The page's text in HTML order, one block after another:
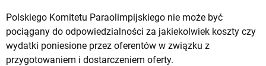
Polskiego Komitetu Paraolimpijskiego nie może być
pociągany do odpowiedzialności za jakiekolwiek koszty czy
wydatki poniesione przez oferentów w związku z
przygotowaniem i dostarczeniem oferty.